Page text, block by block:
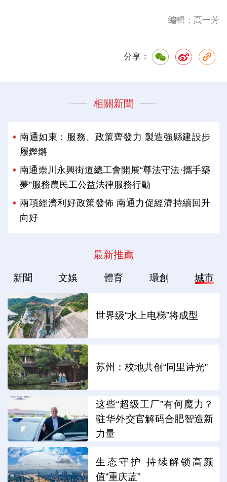
編輯：高一芳
分享：
相關新聞
南通如東：服務、政策齊發力 製造強縣建設步
履鏗鏘
南通崇川永興街道總工會開展“尊法守法·攜手築
夢”服務農民工公益法律服務行動
兩項經濟利好政策發佈 南通力促經濟持續回升
向好
最新推薦
新聞 文娛 體育 環創 城市
世界级“水上电梯”将成型
苏州：校地共创“同里诗光”
这些“超级工厂”有何魔力？
驻华外交官解码合肥智造新
力量
生态守护 持续解锁高颜
值“重庆蓝”